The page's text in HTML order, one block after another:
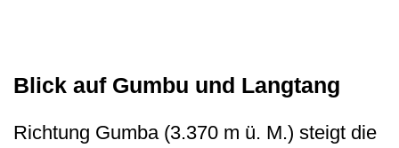
Blick auf Gumbu und Langtang
Richtung Gumba (3.370 m ü. M.) steigt die